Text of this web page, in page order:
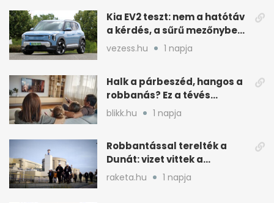
Kia EV2 teszt: nem a hatótáv
a kérdés, a sűrű mezőnyben
dől el
vezess.hu 1 napja
Halk a párbeszéd, hangos a
robbanás? Ez a tévés
beállítás segít
blikk.hu 1 napja
Robbantással terelték a
Dunát: vizet vittek a
cernavodai atomerőmű felé
raketa.hu 1 napja